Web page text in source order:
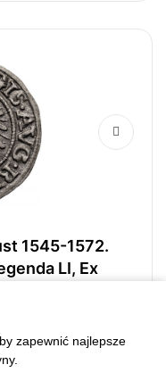
1545-1572.
LI, Ex
Szeląg 1549,
Kurpiewski 931
8049, srebro
zapewnić najlepsze